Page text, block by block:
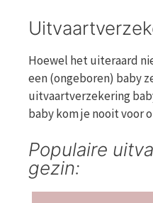
Hoewel het uiteraard
een (ongeboren) baby
uitvaartverzekering
baby kom je nooit voor
Populaire
gezin: